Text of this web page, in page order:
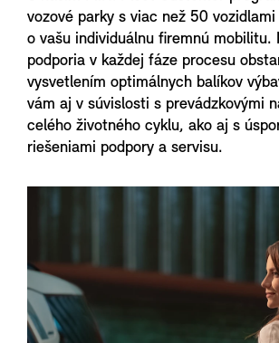
vozové parky s viac než 50
o vašu individuálnu firemnú mobilitu.
podporia v každej fáze procesu
vysvetlením optimálnych balíkov
vám aj v súvislosti s prevádzkovými
celého životného cyklu, ako aj s
riešeniami podpory a servisu.